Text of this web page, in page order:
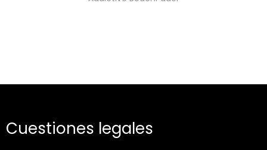
Cuestiones legales